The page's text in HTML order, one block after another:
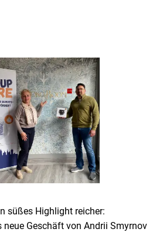
süßes Highlight reicher:
neue Geschäft von Andrii Smyrnov